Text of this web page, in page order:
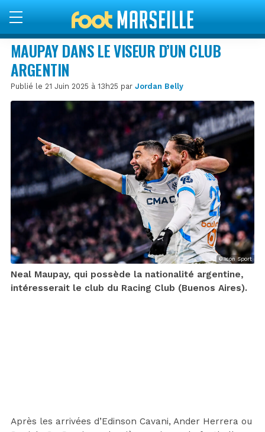
MAUPAY DANS LE VISEUR D’UN CLUB
ARGENTIN
Publié le 21 Juin 2025 à 13h25 par Jordan Belly
© Icon Sport
Neal Maupay, qui possède la nationalité argentine,
intéresserait le club du Racing Club (Buenos Aires).
Après les arrivées d’Edinson Cavani, Ander Herrera ou